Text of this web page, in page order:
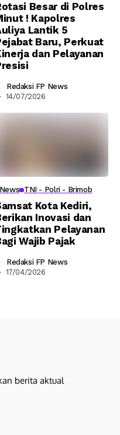
Besar di Polres
! Kapolres
Lantik 5
Baru, Perkuat
dan Pelayanan
Redaksi FP News
14/07/2026
TNI - Polri - Brimob
Kota Kediri,
Inovasi dan
Pelayanan
Wajib Pajak
Redaksi FP News
17/04/2026
berita aktual